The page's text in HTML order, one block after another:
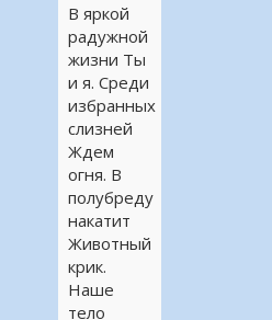
В яркой
радужной
жизни Ты
и я. Среди
избранных
слизней
Ждем
огня. В
полубреду
накатит
Животный
крик.
Наше
тело